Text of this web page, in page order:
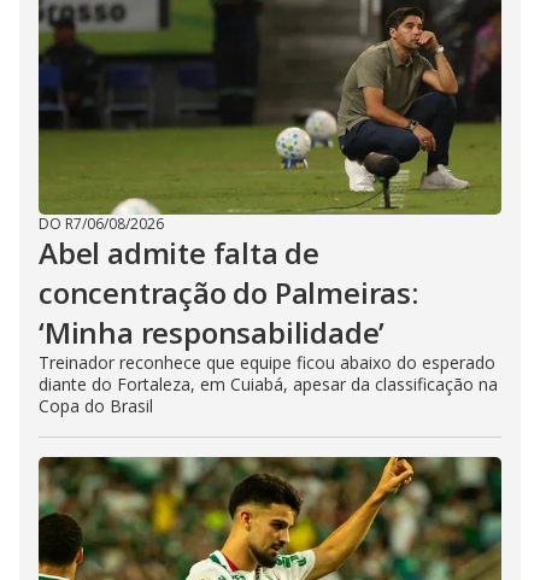
DO R7/06/08/2026
Abel admite falta de
concentração do Palmeiras:
‘Minha responsabilidade’
Treinador reconhece que equipe ficou abaixo do esperado
diante do Fortaleza, em Cuiabá, apesar da classificação na
Copa do Brasil